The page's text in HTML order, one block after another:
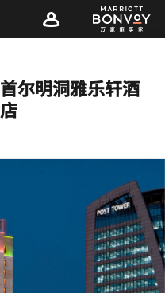
首尔明洞雅乐轩酒
店